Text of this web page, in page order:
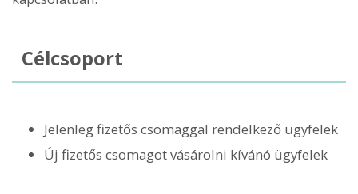
Célcsoport
Jelenleg fizetős csomaggal rendelkező ügyfelek
Új fizetős csomagot vásárolni kívánó ügyfelek